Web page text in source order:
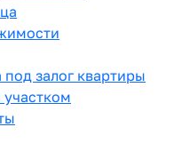
залог квартиры